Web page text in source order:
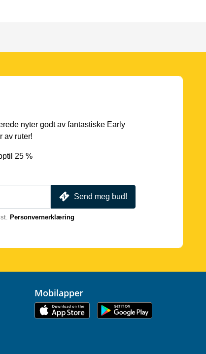
nyter godt av fantastiske Early
av ruter!
25 %
Send meg bud!
Personvernerklæring
Mobilapper